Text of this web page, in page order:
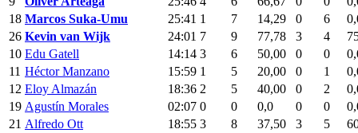
18 Marcos Suka-Umu 25:41 1 7 14,29 0 6
26 Kevin van Wijk 24:01 7 9 77,78 3 4
10 Edu Gatell 14:14 3 6 50,00 0 0
11 Héctor Manzano 15:59 1 5 20,00 0 1
12 Eloy Almazán 18:36 2 5 40,00 0 2
19 Agustín Morales 02:07 0 0 0,0 0 0
21 Alfredo Ott 18:55 3 8 37,50 3 5